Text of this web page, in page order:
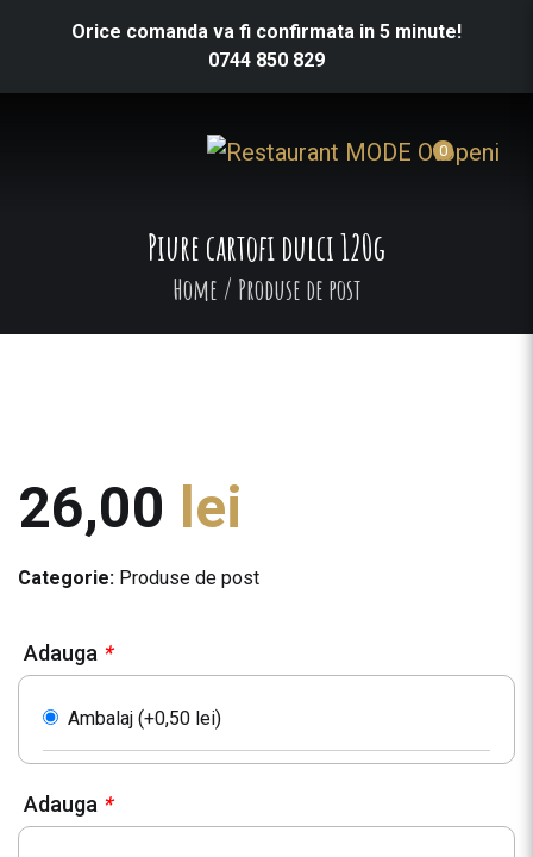
Orice comanda va fi confirmata in 5 minute!
0744 850 829
0
Piure cartofi dulci 120g
Home / Produse de post
26,00 lei
Categorie: Produse de post
Adauga *
Ambalaj (+0,50 lei)
Adauga *